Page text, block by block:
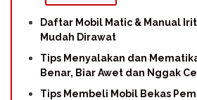
Daftar Mobil Matic & Manual
Mudah Dirawat
Tips Menyalakan dan
Benar, Biar Awet dan Nggak
Tips Membeli Mobil Bekas